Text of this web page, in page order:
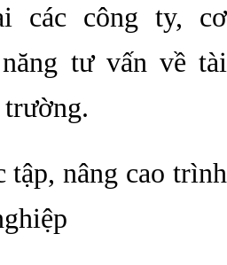
các công ty, cơ
tư vấn về tài
tập, nâng cao trình